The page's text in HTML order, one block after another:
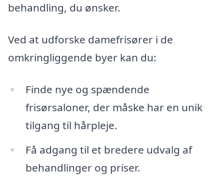
behandling, du ønsker.
Ved at udforske damefrisører i de
omkringliggende byer kan du:
Finde nye og spændende
frisørsaloner, der måske har en unik
tilgang til hårpleje.
Få adgang til et bredere udvalg af
behandlinger og priser.